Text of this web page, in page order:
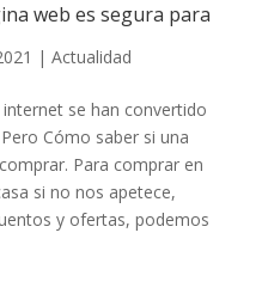
web es segura para
| Actualidad
se han convertido
Cómo saber si una
Para comprar en
si no nos apetece,
y ofertas, podemos